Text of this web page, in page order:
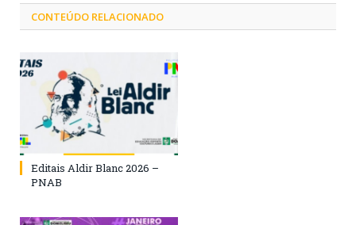
CONTEÚDO RELACIONADO
Editais Aldir Blanc 2026 –
PNAB